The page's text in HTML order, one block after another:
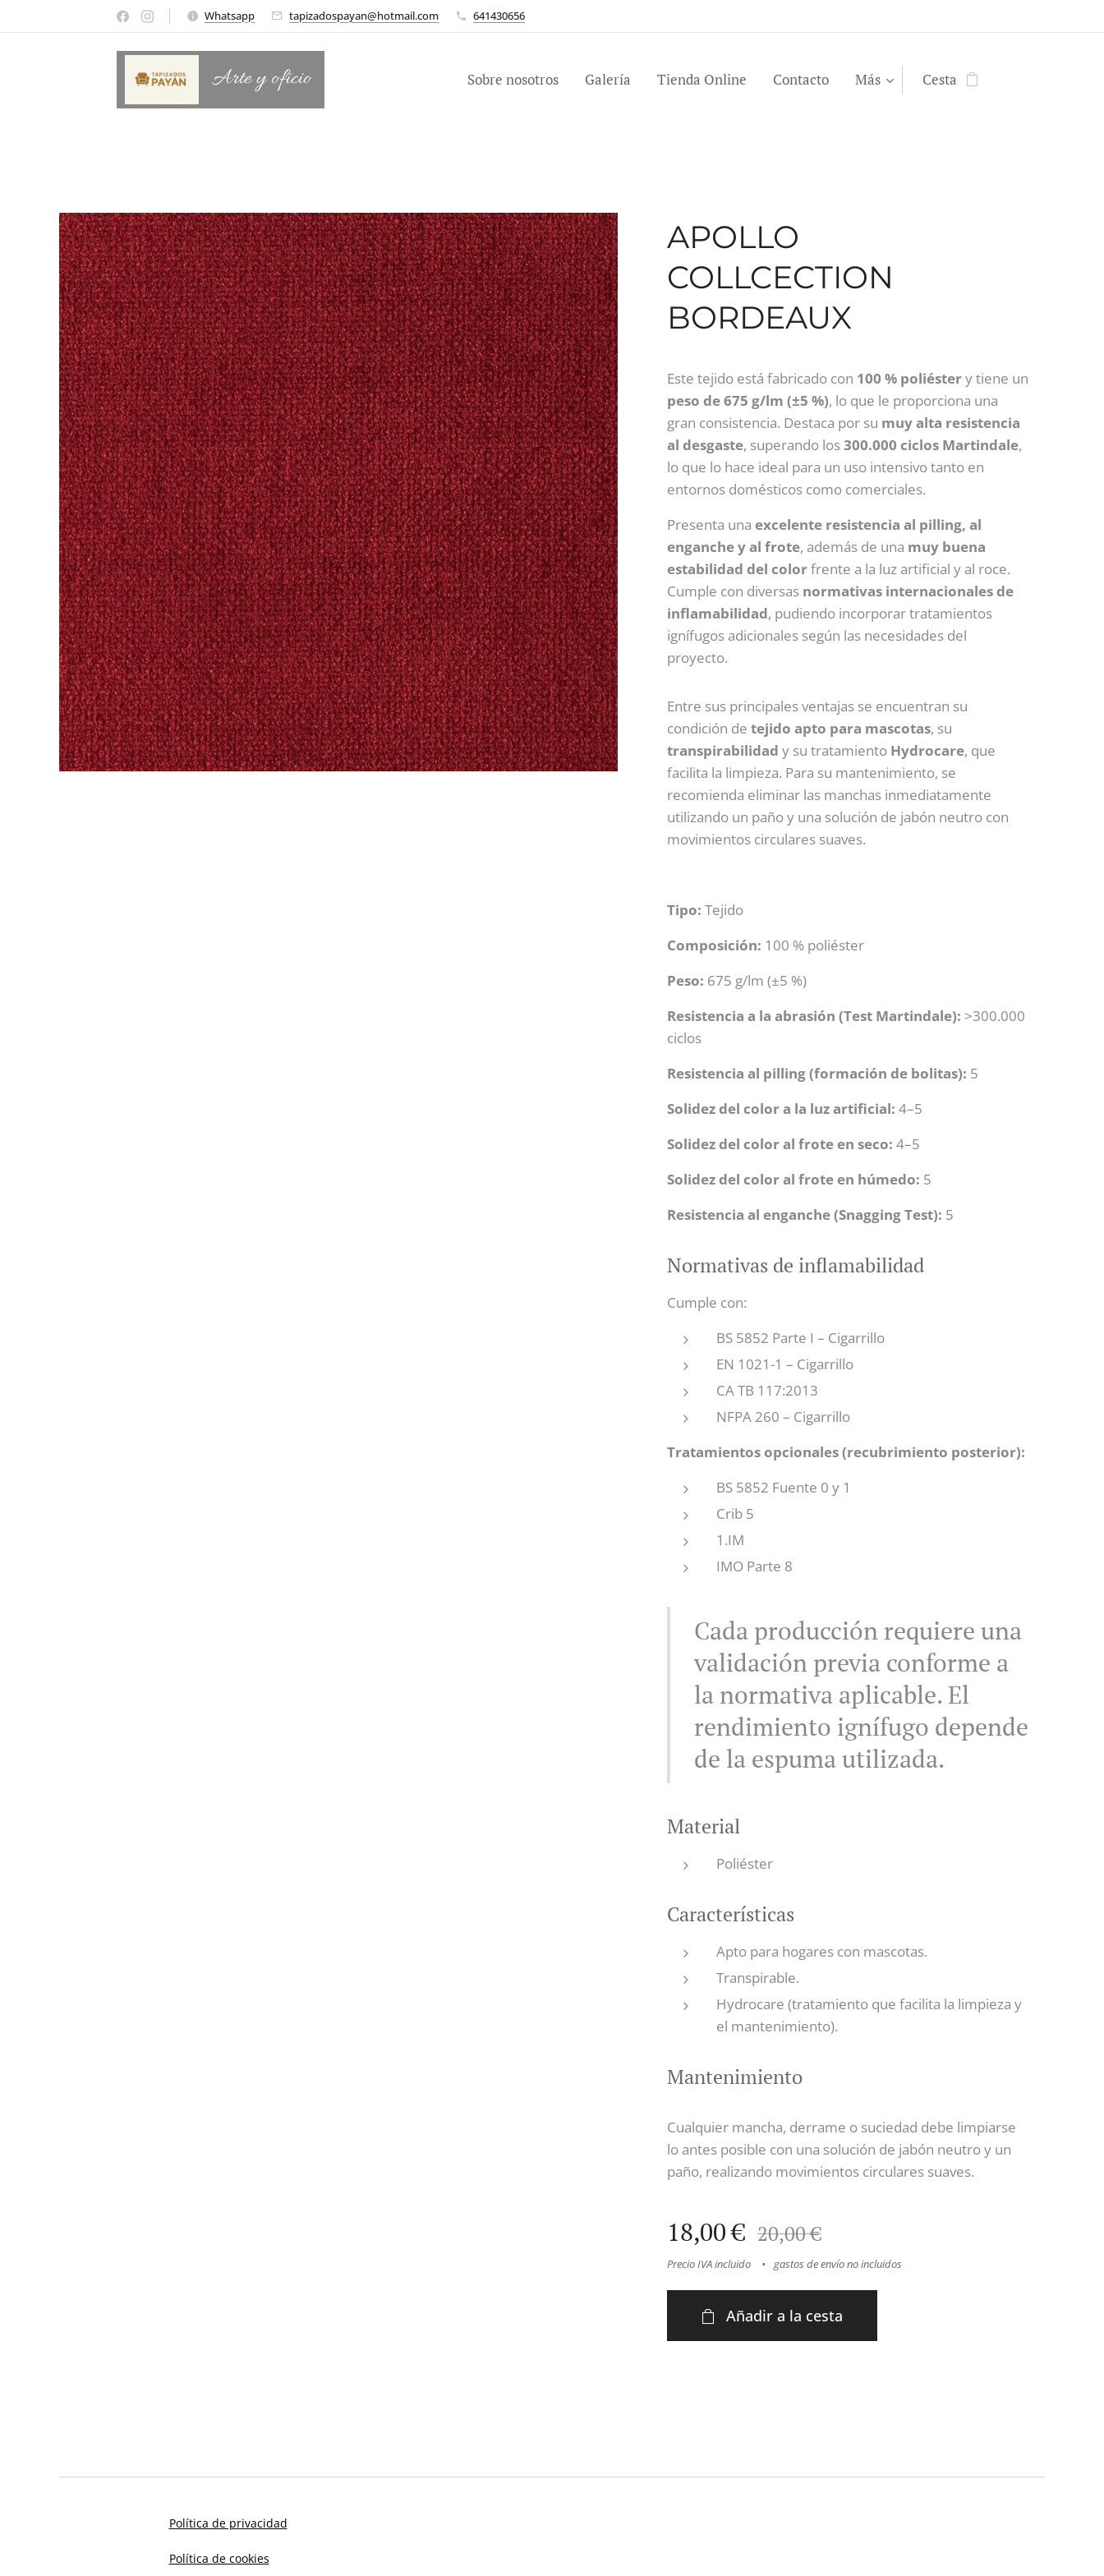
Whatsapp tapizadospayan@hotmail.com 641430656
Arte y oficio Sobre nosotros Galería Tienda Online Contacto Más Cesta
APOLLO
COLLCECTION
BORDEAUX
Este tejido está fabricado con 100 % poliéstery tiene un
peso de 675 g/lm (±5 %), lo que le proporciona una
gran consistencia. Destaca por su muy alta resistencia
al desgaste, superando los300.000 ciclos Martindale,
lo que lo hace ideal para un uso intensivo tanto en
entornos domésticos como comerciales.
Presenta una excelente resistencia al pilling, al
enganche y al frote, además de una muy buena
estabilidad del colorfrente a la luz artificial y al roce.
Cumple con diversas normativas internacionales de
inflamabilidad, pudiendo incorporar tratamientos
ignífugos adicionales según las necesidades del
proyecto.
Entre sus principales ventajas se encuentran su
condición de tejido apto para mascotas, su
transpirabilidad y su tratamiento Hydrocare, que
facilita la limpieza. Para su mantenimiento, se
recomienda eliminar las manchas inmediatamente
utilizando un paño y una solución de jabón neutro con
movimientos circulares suaves.
Tipo: Tejido
Composición: 100 % poliéster
Peso: 675 g/lm (±5 %)
Resistencia a la abrasión (Test Martindale): >300.000
ciclos
Resistencia al pilling (formación de bolitas): 5
Solidez del color a la luz artificial: 4–5
Solidez del color al frote en seco: 4–5
Solidez del color al frote en húmedo: 5
Resistencia al enganche (Snagging Test): 5
Normativas de inflamabilidad
Cumple con:
BS 5852 Parte I – Cigarrillo
EN 1021-1 – Cigarrillo
CA TB 117:2013
NFPA 260 – Cigarrillo
Tratamientos opcionales (recubrimiento posterior):
BS 5852 Fuente 0 y 1
Crib 5
1.IM
IMO Parte 8
Cada producción requiere una
validación previa conforme a
la normativa aplicable. El
rendimiento ignífugo depende
de la espuma utilizada.
Material
Poliéster
Características
Apto para hogares con mascotas.
Transpirable.
Hydrocare (tratamiento que facilita la limpieza y
el mantenimiento).
Mantenimiento
Cualquier mancha, derrame o suciedad debe limpiarse
lo antes posible con una solución de jabón neutro y un
paño, realizando movimientos circulares suaves.
18,00€ 20,00€
Precio IVA incluido gastos de envío no incluidos
Añadir a la cesta
Política de privacidad
Política de cookies